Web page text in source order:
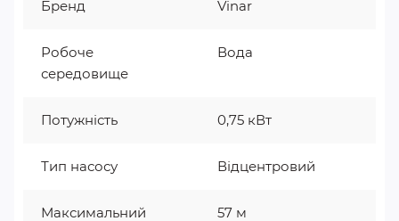
Бренд Vinar
Робоче
середовище
Вода
Потужність 0,75 кВт
Тип насосу Відцентровий
Максимальний
57 м